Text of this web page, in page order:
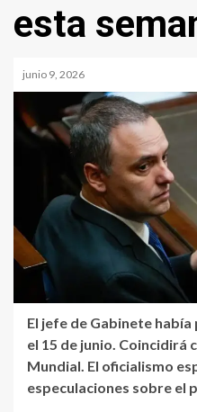
esta
junio 9, 2026
El jefe de Gabinete
el 15 de junio. Coincidirá
Mundial. El oficialismo
especulaciones sobre el